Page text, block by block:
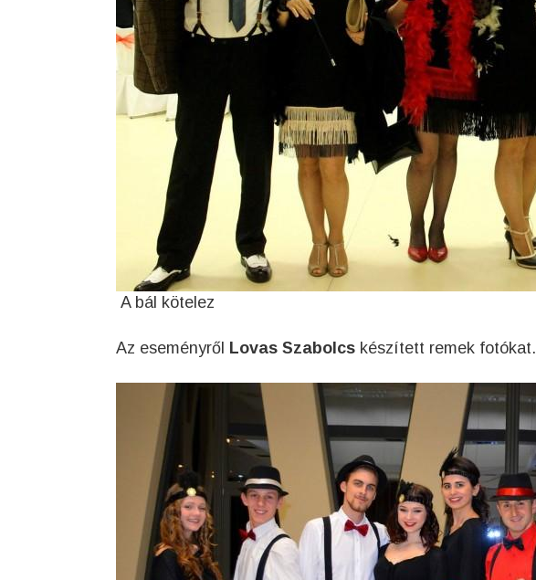
A bál kötelez
Az eseményről Lovas Szabolcs készített remek fotókat.